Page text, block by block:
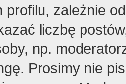
profilu, zależnie
liczbę
np.
Prosimy nie